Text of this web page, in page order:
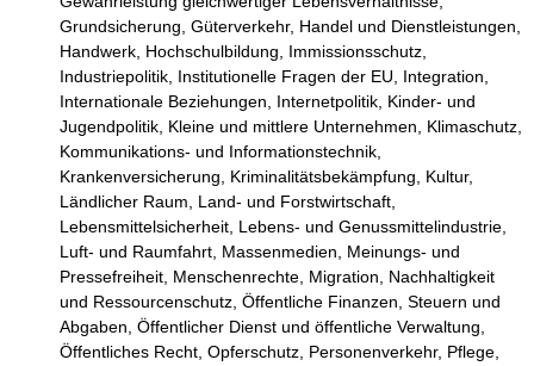
Grundsicherung, Güterverkehr, Handel und Dienstleistungen,
Handwerk, Hochschulbildung, Immissionsschutz,
Industriepolitik, Institutionelle Fragen der EU, Integration,
Internationale Beziehungen, Internetpolitik, Kinder- und
Jugendpolitik, Kleine und mittlere Unternehmen, Klimaschutz,
Kommunikations- und Informationstechnik,
Krankenversicherung, Kriminalitätsbekämpfung, Kultur,
Ländlicher Raum, Land- und Forstwirtschaft,
Lebensmittelsicherheit, Lebens- und Genussmittelindustrie,
Luft- und Raumfahrt, Massenmedien, Meinungs- und
Pressefreiheit, Menschenrechte, Migration, Nachhaltigkeit
und Ressourcenschutz, Öffentliche Finanzen, Steuern und
Abgaben, Öffentlicher Dienst und öffentliche Verwaltung,
Öffentliches Recht, Opferschutz, Personenverkehr, Pflege,